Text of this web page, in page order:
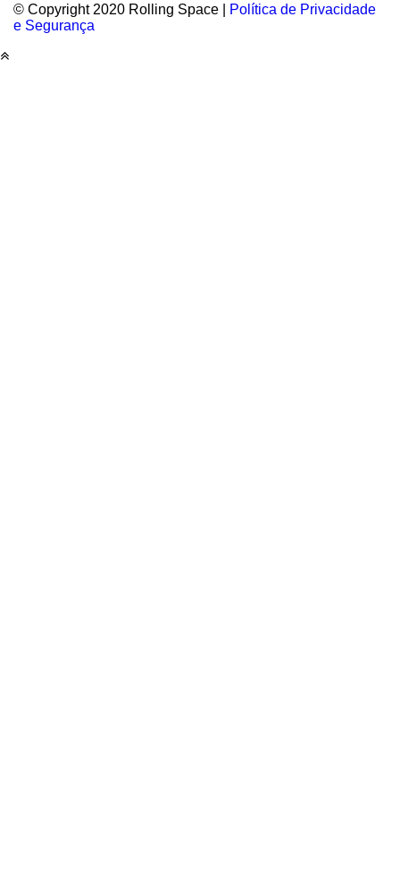
© Copyright 2020 Rolling Space |
Política de Privacidade
e Segurança